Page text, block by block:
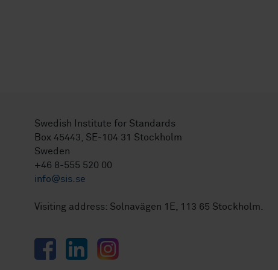
Swedish Institute for Standards
Box 45443, SE-104 31 Stockholm
Sweden
+46 8-555 520 00
info@sis.se
Visiting address: Solnavägen 1E, 113 65 Stockholm.
FacebookLinkedInInstagram